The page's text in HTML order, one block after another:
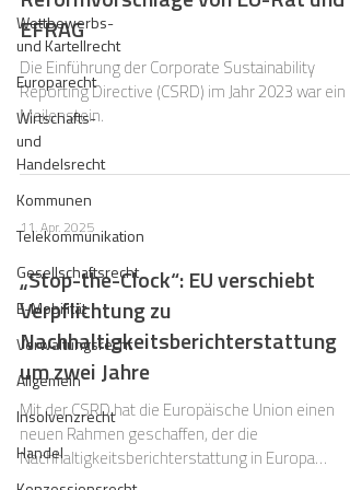
Wettbewerbs-
und Kartellrecht
Europarecht
Wirtschafts-
und
Handelsrecht
Kommunen
Telekommunikation
Gesellschaftsrecht
E-Mobilität
Verwaltungsrecht
Allgemein
Insolvenzrecht
Handel
EFRAG
Die Einführung der Corporate Sustainability
Reporting Directive (CSRD) im Jahr 2023 war ein
Meilenstein.
11. Apr. 2025
„Stop-the-Clock“: EU verschiebt
Verpflichtung zu
Nachhaltigkeitsberichterstattung
um zwei Jahre
Mit der CSRD hat die Europäische Union einen
neuen Rahmen geschaffen, der die
Nachhaltigkeitsberichterstattung in Europa
grundlegend verändern soll.